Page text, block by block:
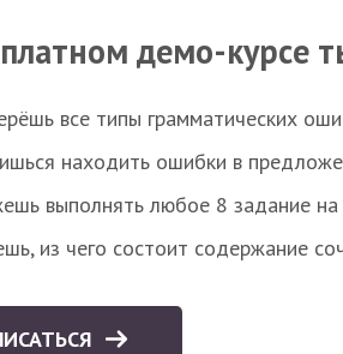
демо-курсе
все типы грамматических
находить ошибки в
выполнять любое 8 задание
из чего состоит содержание